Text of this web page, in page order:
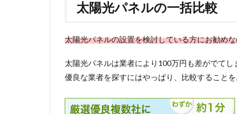
太陽光パネルの一括比較
太陽光パネルの設置を検討している方にお勧め
太陽光パネルは業者により100万円も差がでてし
優良な業者を探すにはやっぱり、比較することを